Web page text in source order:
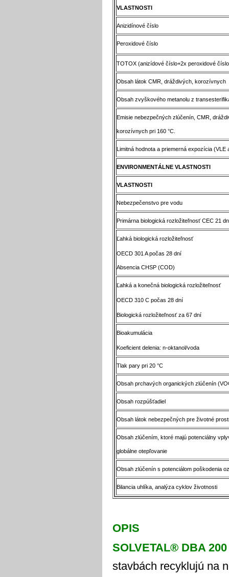
VLASTNOSTI
Anizidínové číslo
Peroxidové číslo
TOTOX (anizídové číslo+2x peroxidové
Obsah látok CMR, dráždivých, korozívnych
Obsah zvyškového metanolu z
Emisie nebezpečných zlúčenín, CMR,
korozívnych pri 160 °C.
Limitná hodnota a priemerná expozícia (VLE
ENVIRONMENTÁLNE VLASTNOSTI
VLASTNOSTI
Nebezpečenstvo pre vodu
Primárna biologická rozložiteľnosť CEC 21
Ľahká biologická rozložiteľnosť
OECD 301 A počas 28 dní
Absencia CHSP (COD)
Ľahká a konečná biologická rozložiteľnosť
OECD 310 C počas 28 dní
Biologická rozložiteľnosť za 67 dní
Bioakumulácia
Koeficient delenia: n-oktanol/voda
Tlak pary pri 20 °C
Obsah prchavých organických zlúčenín
Obsah rozpúšťadiel
Obsah látok nebezpečných pre životné
Obsah zlúčením, ktoré majú potenciálny
globálne otepľovanie
Obsah zlúčenín s potenciálom poškodenia
Bilancia uhlíka, analýza cyklov životnosti
OPIS
SOLVETAL® DBA 200
stavbách recyklujú na